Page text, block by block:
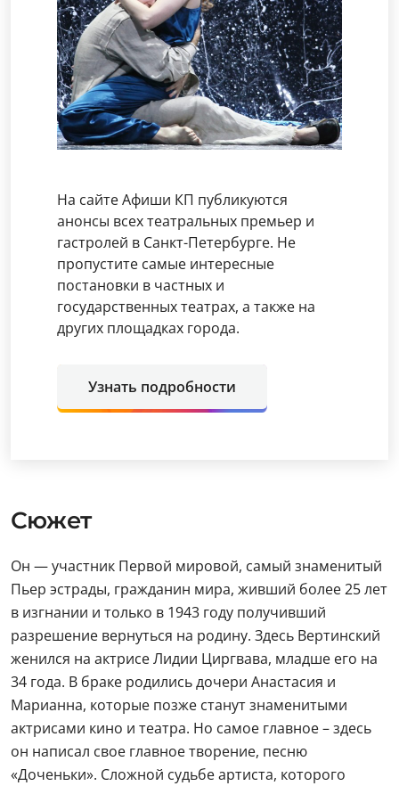
На сайте Афиши КП публикуются
анонсы всех театральных премьер и
гастролей в Санкт-Петербурге. Не
пропустите самые интересные
постановки в частных и
государственных театрах, а также на
других площадках города.
Узнать подробности
Сюжет
Он — участник Первой мировой, самый знаменитый
Пьер эстрады, гражданин мира, живший более 25 лет
в изгнании и только в 1943 году получивший
разрешение вернуться на родину. Здесь Вертинский
женился на актрисе Лидии Циргвава, младше его на
34 года. В браке родились дочери Анастасия и
Марианна, которые позже станут знаменитыми
актрисами кино и театра. Но самое главное – здесь
он написал свое главное творение, песню
«Доченьки». Сложной судьбе артиста, которого